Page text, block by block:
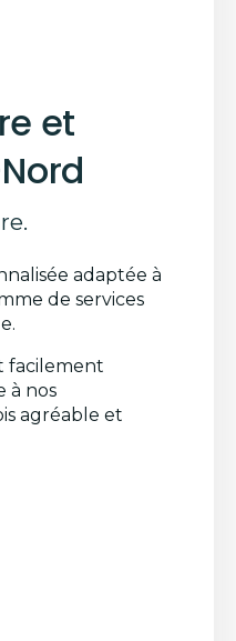
et
adaptée à
de services
facilement
à nos
agréable et